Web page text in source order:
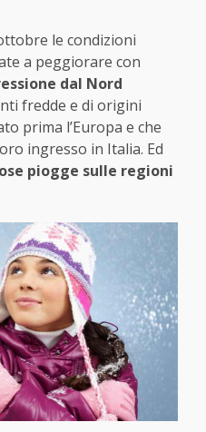
le condizioni
a peggiorare con
dal Nord
fredde e di origini
prima l’Europa e che
ingresso in Italia. Ed
piogge sulle regioni